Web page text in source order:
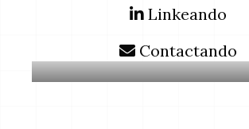
Linkeando
Contactando